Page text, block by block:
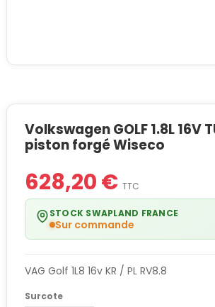
Volkswagen GOLF 1.8L 16V
piston forgé Wiseco
628,20 € TTC
STOCK SWAPLAND FRANCE
Sur commande
VAG Golf 1L8 16v KR / PL RV8.8
Surcote